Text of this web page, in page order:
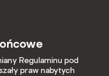
Regulaminu pod
praw nabytych